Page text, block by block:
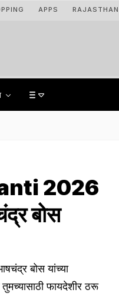
APPS RAJASTHAN
2026
बोस
बोस यांच्या
फायदेशीर ठरू